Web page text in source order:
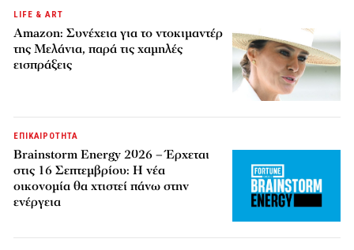
LIFE & ART
Amazon: Συνέχεια για το ντοκιμαντέρ
της Μελάνια, παρά τις χαμηλές
εισπράξεις
ΕΠΙΚΑΙΡΟΤΗΤΑ
Brainstorm Energy 2026 – Έρχεται
στις 16 Σεπτεμβρίου: Η νέα
οικονομία θα χτιστεί πάνω στην
ενέργεια